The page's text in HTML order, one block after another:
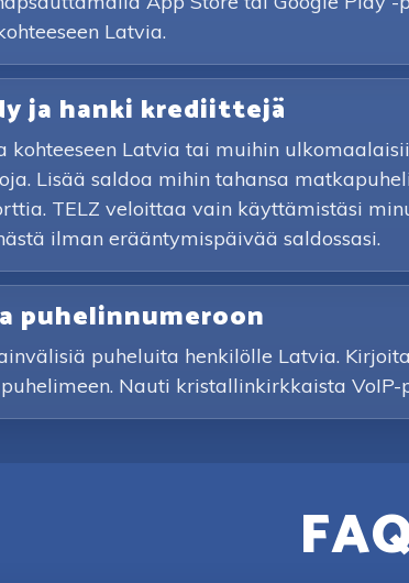
Latvia.
ja hanki krediittejä
kohteeseen Latvia tai muihin
Lisää saldoa mihin tahansa
TELZ veloittaa vain käyttämistäsi
ilman erääntymispäivää saldossasi.
puhelinnumeroon
puheluita henkilölle Latvia.
Nauti kristallinkirkkaista